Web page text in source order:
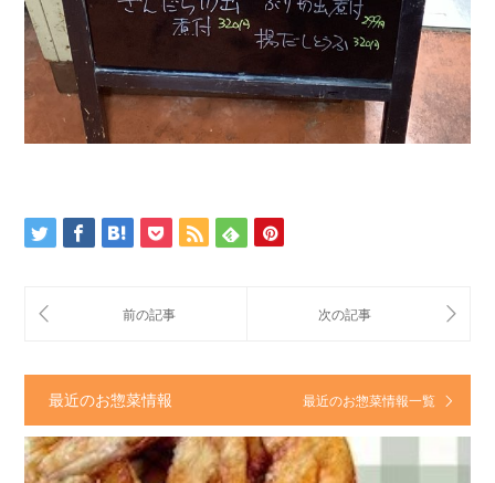
最近のお惣菜情報 最近のお惣菜情報一覧